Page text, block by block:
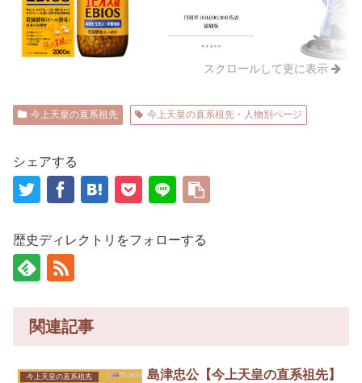
スクロールして更に表示
今上天皇の直系祖先 今上天皇の直系祖先・人物別ページ
シェアする
歴史ディレクトリをフォローする
関連記事
今上天皇の直系祖先 島津忠公【今上天皇の直系祖先】